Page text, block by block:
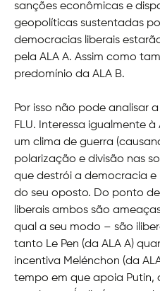
sanções econômicas e
geopolíticas sustentadas
democracias liberais
pela ALA A. Assim como
predomínio da ALA B.
Por isso não pode analisar
FLU. Interessa igualmente à
um clima de guerra
polarização e divisão nas
que destrói a democracia
do seu oposto. Do ponto
liberais ambos são
qual a seu modo – são
tanto Le Pen (da ALA A)
incentiva Melénchon (da
tempo em que apoia Putin,